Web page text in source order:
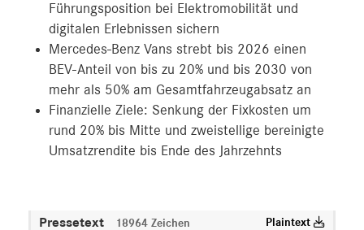
Führungsposition bei Elektromobilität und
digitalen Erlebnissen sichern
Mercedes-Benz Vans strebt bis 2026 einen
BEV-Anteil von bis zu 20% und bis 2030 von
mehr als 50% am Gesamtfahrzeugabsatz an
Finanzielle Ziele: Senkung der Fixkosten um
rund 20% bis Mitte und zweistellige bereinigte
Umsatzrendite bis Ende des Jahrzehnts
Pressetext 18964 Zeichen Plaintext